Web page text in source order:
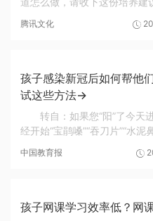
到底要怎样做才能激发出孩子
腾讯文化
孩子感染新冠后如何帮他
试这些方法→
转自：如果您“阳”了今天
经开始“宝鹃嗓”“吞刀片”“水
焦心下面这些专门针对儿童的
中国教育报
孩子网课学习效率低？网